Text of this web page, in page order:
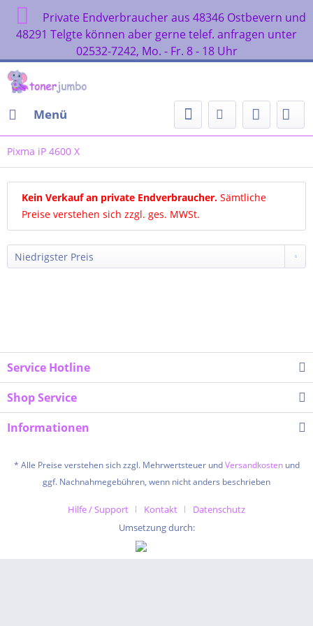
Private Endverbraucher aus 48346 Ostbevern und
48291 Telgte können aber gerne telef. anfragen unter
02532-7242, Mo. - Fr. 8 - 18 Uhr
Menü
Pixma iP 4600 X
Kein Verkauf an private Endverbraucher. Sämtliche
Preise verstehen sich zzgl. ges. MWSt.
Service Hotline
Shop Service
Informationen
* Alle Preise verstehen sich zzgl. Mehrwertsteuer undVersandkostenund
ggf. Nachnahmegebühren, wenn nicht anders beschrieben
Hilfe / Support Kontakt
Datenschutz
Umsetzung durch: